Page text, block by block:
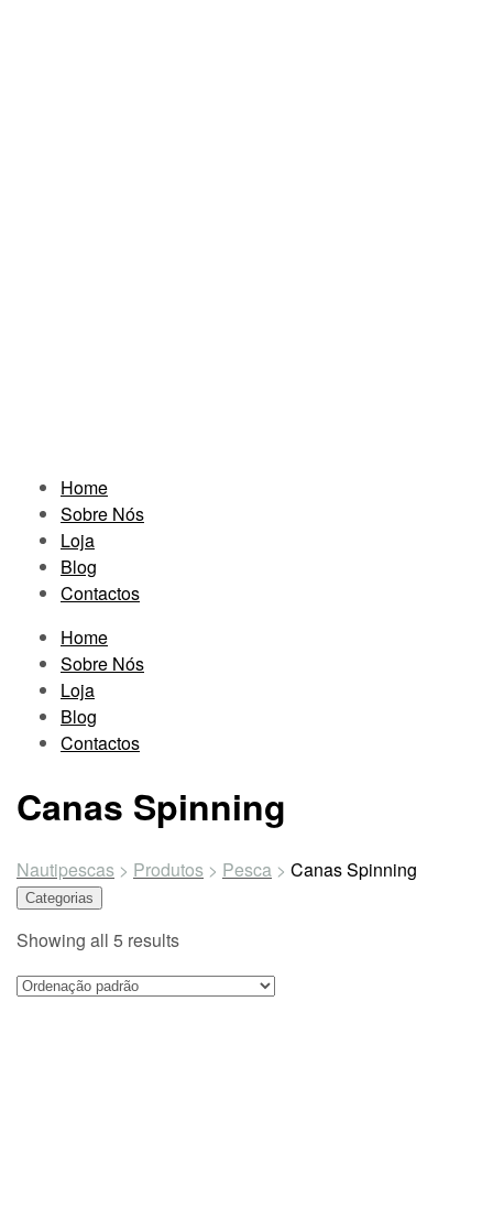
Home
Sobre Nós
Loja
Blog
Contactos
Home
Sobre Nós
Loja
Blog
Contactos
Canas Spinning
Nautipescas > Produtos > Pesca > Canas Spinning
Categorias
Showing all 5 results